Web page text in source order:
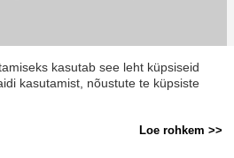
kasutab see leht küpsiseid
kasutamist, nõustute te küpsiste
Loe rohkem >>